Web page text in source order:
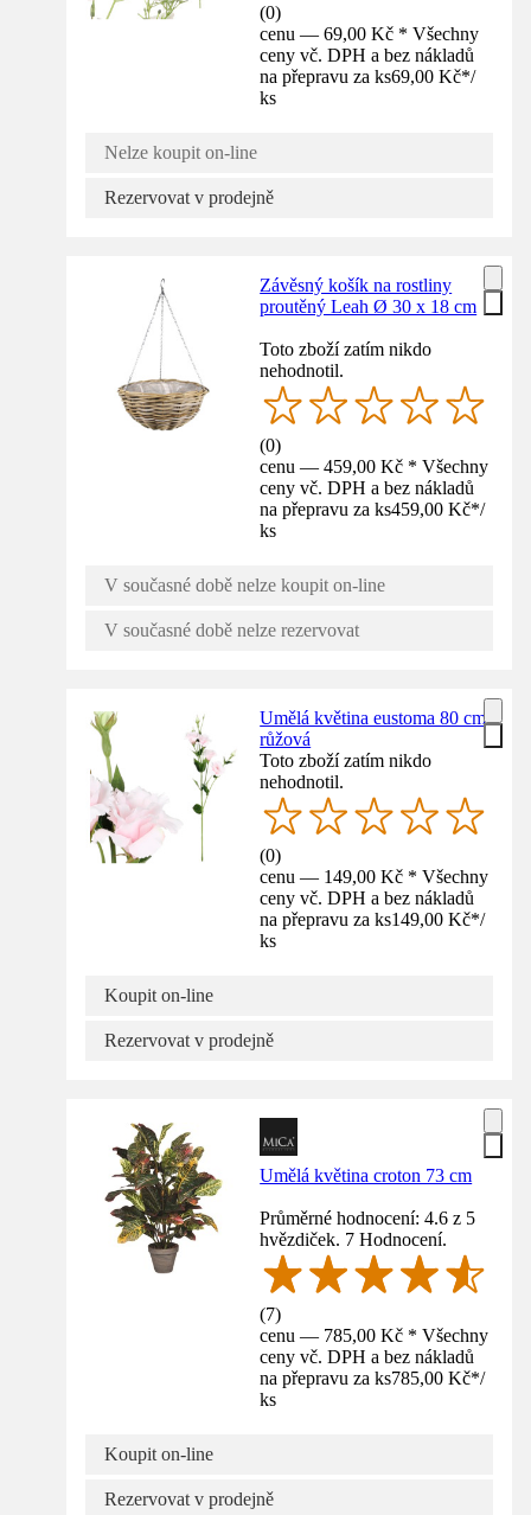
(0)
cenu — 69,00 Kč * Všechny
ceny vč. DPH a bez nákladů
na přepravu za ks69,00 Kč*/
ks
Nelze koupit on-line
Rezervovat v prodejně
Závěsný košík na rostliny
proutěný Leah Ø 30 x 18 cm
Toto zboží zatím nikdo
nehodnotil.
(0)
cenu — 459,00 Kč * Všechny
ceny vč. DPH a bez nákladů
na přepravu za ks459,00 Kč*/
ks
V současné době nelze koupit on-line
V současné době nelze rezervovat
Umělá květina eustoma 80 cm
růžová
Toto zboží zatím nikdo
nehodnotil.
(0)
cenu — 149,00 Kč * Všechny
ceny vč. DPH a bez nákladů
na přepravu za ks149,00 Kč*/
ks
Koupit on-line
Rezervovat v prodejně
Umělá květina croton 73 cm
Průměrné hodnocení: 4.6 z 5
hvězdiček. 7 Hodnocení.
(7)
cenu — 785,00 Kč * Všechny
ceny vč. DPH a bez nákladů
na přepravu za ks785,00 Kč*/
ks
Koupit on-line
Rezervovat v prodejně